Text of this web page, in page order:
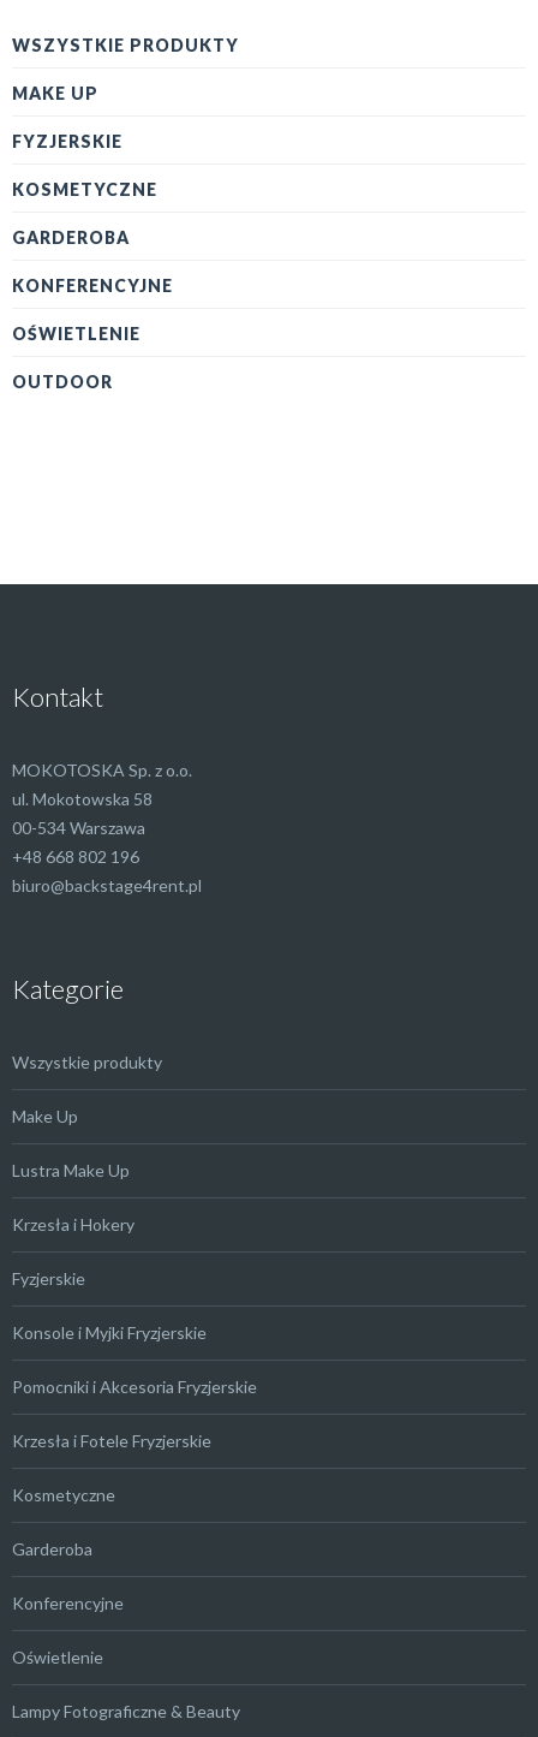
WSZYSTKIE PRODUKTY
MAKE UP
FYZJERSKIE
KOSMETYCZNE
GARDEROBA
KONFERENCYJNE
OŚWIETLENIE
OUTDOOR
Kontakt
MOKOTOSKA Sp. z o.o.
ul. Mokotowska 58
00-534 Warszawa
+48 668 802 196
biuro@backstage4rent.pl
Kategorie
Wszystkie produkty
Make Up
Lustra Make Up
Krzesła i Hokery
Fyzjerskie
Konsole i Myjki Fryzjerskie
Pomocniki i Akcesoria Fryzjerskie
Krzesła i Fotele Fryzjerskie
Kosmetyczne
Garderoba
Konferencyjne
Oświetlenie
Lampy Fotograficzne & Beauty